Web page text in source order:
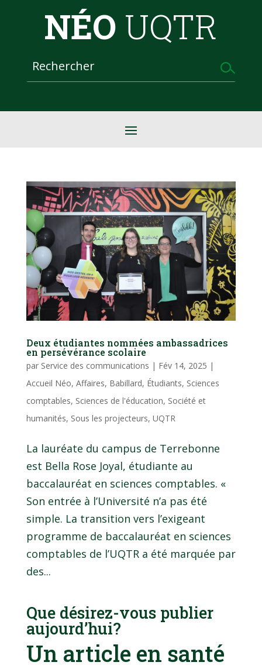
NÉO UQTR
Deux étudiantes nommées ambassadrices
en persévérance scolaire
par Service des communications | Fév 14, 2025 |
Accueil Néo, Affaires, Babillard, Étudiants, Sciences
comptables, Sciences de l'éducation, Société et
humanités, Sous les projecteurs, UQTR
La lauréate du campus de Terrebonne
est Bella Rose Joyal, étudiante au
baccalauréat en sciences comptables. «
Son entrée à l’Université n’a pas été
simple. La transition vers l’exigeant
programme de baccalauréat en sciences
comptables de l’UQTR a été marquée par
des...
Que désirez-vous publier
aujourd’hui?
Un article en santé